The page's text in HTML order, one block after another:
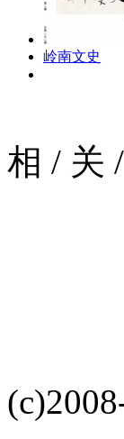
岭南文史
相 / 关 /